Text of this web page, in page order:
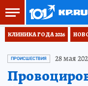
КЛИНИКА ГОДА 2026
ПРОИСШЕСТВИЯ 28 мая